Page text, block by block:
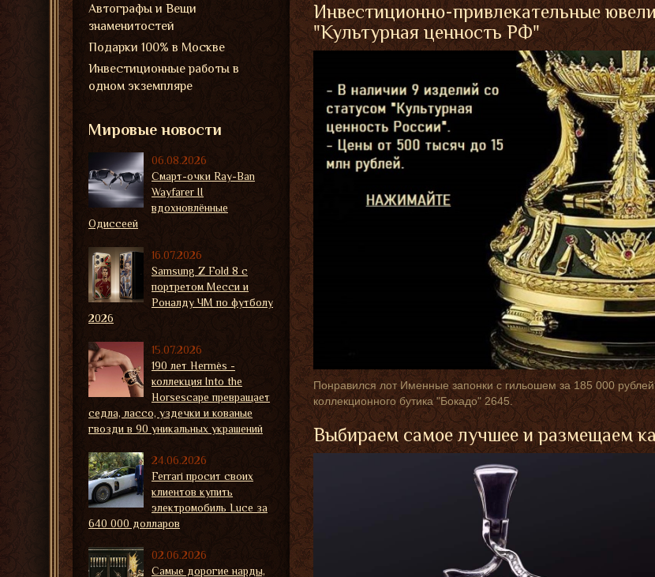
Инвестиционно-привлекательные
"Культурная ценность РФ"
Понравился лот Именные запонки с гильошем за 185 000
коллекционного бутика "Бокадо" 2645.
Выбираем самое лучшее и размещаем
Автографы и Вещи
знаменитостей
Подарки 100% в Москве
Инвестиционные работы в
одном экземпляре
Мировые новости
06.08.2026
Смарт-очки Ray-Ban
Wayfarer II
вдохновлённые
Одиссеей
16.07.2026
Samsung Z Fold 8 с
портретом Месси и
Роналду ЧМ по футболу
2026
15.07.2026
190 лет Hermès -
коллекция Into the
Horsescape превращает
седла, лассо, уздечки и кованые
гвозди в 90 уникальных украшений
24.06.2026
Ferrari просит своих
клиентов купить
электромобиль Luce за
640 000 долларов
02.06.2026
Самые дорогие нарды,